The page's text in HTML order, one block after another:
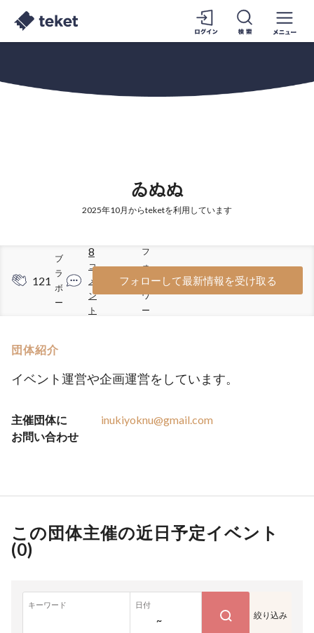
ゐぬぬ
2025年10月からteketを利用しています
121
ブ
ラ
ボ
ー
8
コ
メ
ン
ト
23
フ
ォ
ロ
ワ
ー
フォローして最新情報を受け取る
団体紹介
イベント運営や企画運営をしています。
主催団体に
お問い合わせ
inukiyoknu@gmail.com
この団体主催の近日予定イベント
(0)
キーワード 日付
~ 絞り込み